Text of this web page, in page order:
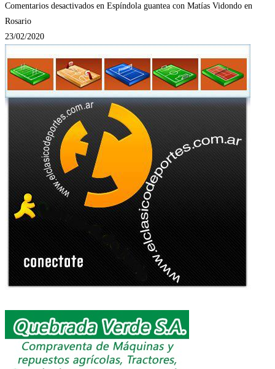
Comentarios desactivados en Espíndola guantea con Matías Vidondo en
Rosario
23/02/2020